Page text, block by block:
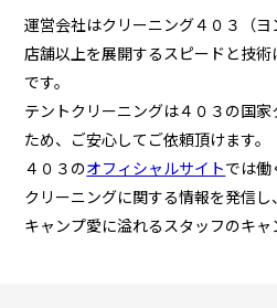
運営会社はクリーニング４０３（
店舗以上を展開するスピードと技
です。
テントクリーニングは４０３の国
ため、ご安心してご依頼頂けます。
４０３のオフィシャルサイトでは働
クリーニングに関する情報を発信し
キャンプ愛に溢れるスタッフのキ